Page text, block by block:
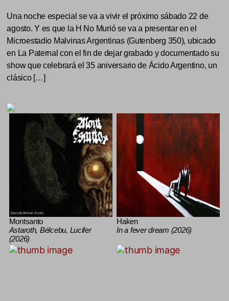
Una noche especial se va a vivir el próximo sábado 22 de
agosto. Y es que la H No Murió se va a presentar en el
Microestadio Malvinas Argentinas (Gutenberg 350), ubicado
en La Paternal con el fin de dejar grabado y documentado su
show que celebrará el 35 aniversario de Ácido Argentino, un
clásico […]
Montsanto
Astaroth, Bélcebu, Lucifer
(2026)
Haken
In a fever dream (2026)